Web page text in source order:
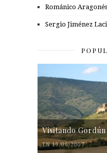
Románico Aragonés
Sergio Jiménez
Visitando
EN 19/06/2007